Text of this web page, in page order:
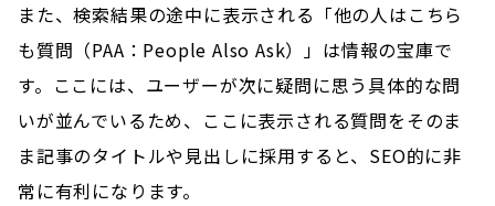
また、検索結果の途中に表示される「他の人はこちら
も質問（PAA：People Also Ask）」は情報の宝庫で
す。ここには、ユーザーが次に疑問に思う具体的な問
いが並んでいるため、ここに表示される質問をそのま
ま記事のタイトルや見出しに採用すると、SEO的に非
常に有利になります。